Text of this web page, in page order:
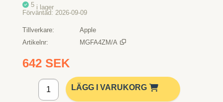
5 i lager
Förväntad 2026-09-09
Tillverkare
Apple
Artikelnr
MGFA4ZM/A
642 SEK
Lägg i kundvagnLÄGG I VARUKORG